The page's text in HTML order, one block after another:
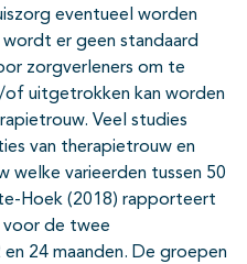
eventueel worden
er geen standaard
zorgverleners om te
of uitgetrokken kan worden
Veel studies
van therapietrouw en
welke varieerden tussen 50
Hoek (2018) rapporteert
de twee
24 maanden. De groepen